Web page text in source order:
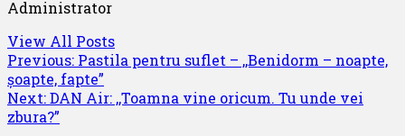
Administrator
View All Posts
Post
navigation
Previous: Pastila pentru suflet – ,,Benidorm – noapte,
șoapte, fapte”
Next:DAN Air: ,,Toamna vine oricum. Tu unde vei
zbura?”